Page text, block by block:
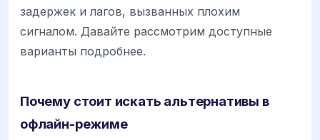
задержек и лагов, вызванных плохим
сигналом. Давайте рассмотрим доступные
варианты подробнее.
Почему стоит искать альтернативы в
офлайн-режиме